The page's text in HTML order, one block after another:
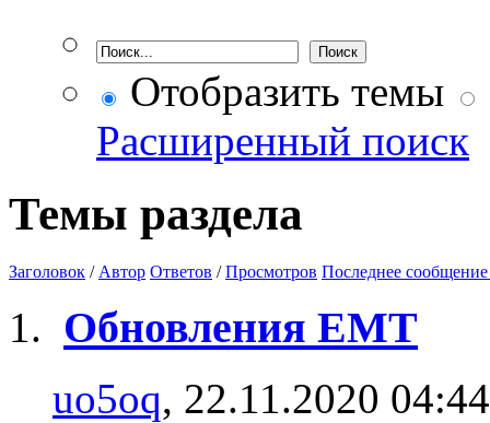
Отобразить темы
Расширенный поиск
Темы раздела
Заголовок / Автор Ответов /Просмотров Последнее сообщение
Обновления EMT
uo5oq, 22.11.2020 04:44